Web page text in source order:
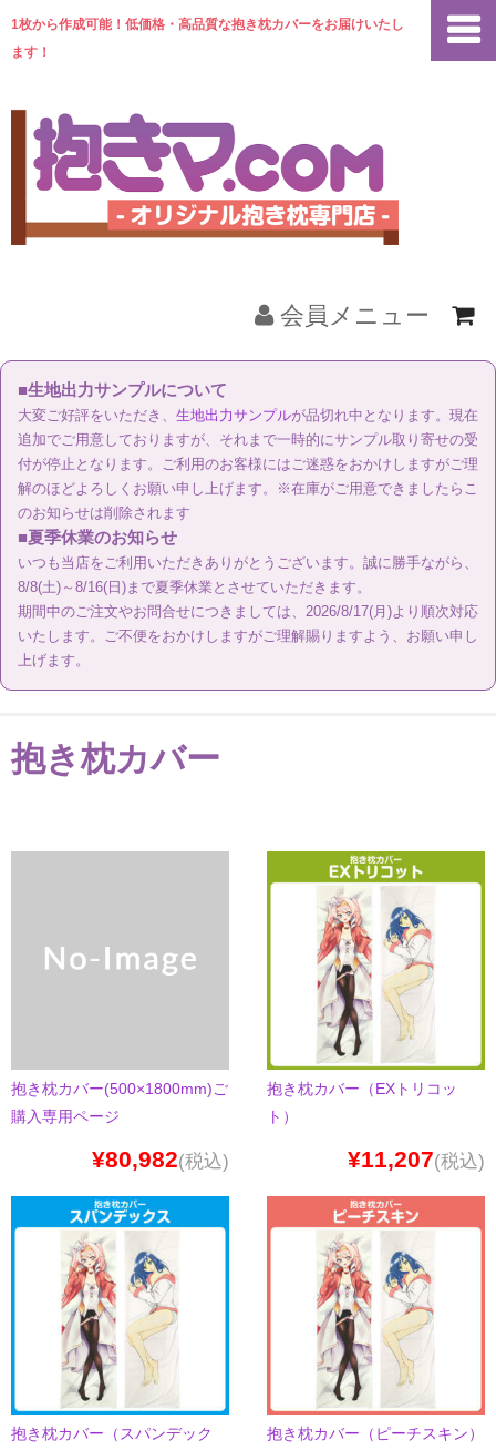
1枚から作成可能！低価格・高品質な抱き枕カバーをお届けいたし
ます！
会員メニュー
商品一覧
ご注文の流れ
納期について
送料・お支払い方法
お問い合わせ
■生地出力サンプルについて
大変ご好評をいただき、 生地出力サンプルが品切れ中となります。現在
追加でご用意しておりますが、それまで一時的にサンプル取り寄せの受
付が停止となります。ご利用のお客様にはご迷惑をおかけしますがご理
解のほどよろしくお願い申し上げます。※在庫がご用意できましたらこ
のお知らせは削除されます
■夏季休業のお知らせ
いつも当店をご利用いただきありがとうございます。誠に勝手ながら、
8/8(土)～8/16(日)まで夏季休業とさせていただきます。
期間中のご注文やお問合せにつきましては、2026/8/17(月)より順次対応
いたします。ご不便をおかけしますがご理解賜りますよう、お願い申し
上げます。
抱き枕カバー
抱き枕カバー(500×1800mm)ご
購入専用ページ
¥80,982(税込)
抱き枕カバー（EXトリコッ
ト）
¥11,207(税込)
抱き枕カバー（スパンデック
抱き枕カバー（ピーチスキン）